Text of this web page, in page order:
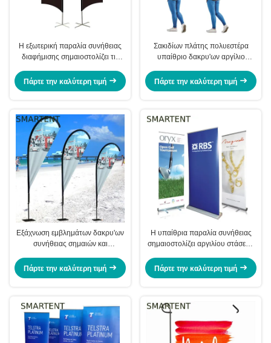
Η εξωτερική παραλία συνήθειας
διαφήμισης σημαιοστολίζει τις
εξάχνωσης EXPO
Πάρτε την καλύτερη τιμή
Σακιδίων πλάτης πολυεστέρα
υπαίθριο δακρυ'ων αργίλιο
σημαιών προωθητικό
Πάρτε την καλύτερη τιμή
Εξάχνωση εμβλημάτων δακρυ'ων
συνήθειας σημαιών και
Swooper
Πάρτε την καλύτερη τιμή
Η υπαίθρια παραλία συνήθειας
σημαιοστολίζει αργιλίου στάσεων
επίδειξης προωθητικό επάνω στο
έμβλημα
Πάρτε την καλύτερη τιμή